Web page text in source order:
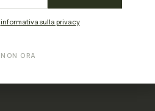
informativa sulla privacy
NON ORA